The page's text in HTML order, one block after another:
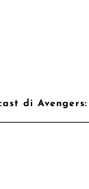
di Avengers: